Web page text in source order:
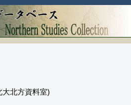
大北方資料室)